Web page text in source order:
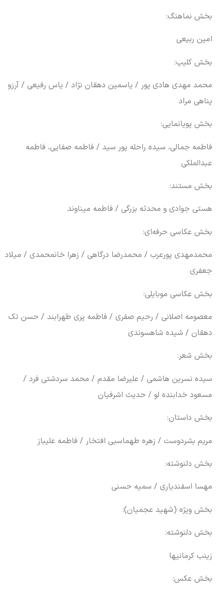
بخش نماهنگ:
امین ربیعی
بخش کلیپ:
محمد مهدی هادی پور / یاسمین دهقان نژاد / یاس رفیعی / آرزو
پناهی مراد
بخش پویانمایی:
فاطمه جمالی، سیده راحله پور سید / فاطمه صفایی، فاطمه
عبدالملکی
بخش مستند:
هستی جوادی و محدثه بزرگی / فاطمه میناوند
بخش عکاسی حرفه‌ای:
محمدمهدی پورعرب / محمدرضا درگاهی / زهرا خانمحمدی / میلاد
جعفری
بخش عکاسی موبایلی:
معصومه اصلانی / رحیم صفری / فاطمه پری طهرابند / حسن تک
دهقان / شیده شاهسوندی
بخش شعر:
سیده نسرین هاشمی / علیرضا مقدم / محمد سردشتی فرد /
مسعود خدابنده لو / حدیث اشرفیان
بخش داستان:
مریم بشردوست / زهره طهماسبی افتخار / فاطمه علیباز
بخش دلنوشته:
مهسا اسفندیاری / سمیه حسنی
بخش ویژه (شهید عجمیان):
بخش دلنوشته:
زینب کرمانیها
بخش عکس: